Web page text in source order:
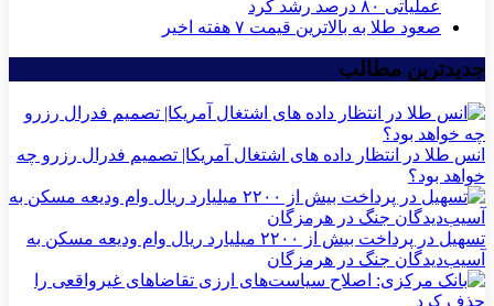
عملیاتی ۸۰ درصد رشد کرد
صعود طلا به بالاترین قیمت ۷ هفته اخیر
جدیدترین مطالب
انس طلا در انتظار داده های اشتغال آمریکا| تصمیم فدرال رزرو چه
خواهد بود؟
تسهیل در پرداخت بیش از ۲۲۰۰ میلیارد ریال وام ودیعه مسکن به
آسیب‌دیدگان جنگ در هرمزگان